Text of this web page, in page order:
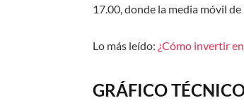
17.00, donde la media móvil
Lo más leído: ¿Cómo invertir
GRÁFICO